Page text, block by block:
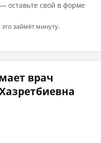
оставьте свой в форме
займёт минуту.
врач